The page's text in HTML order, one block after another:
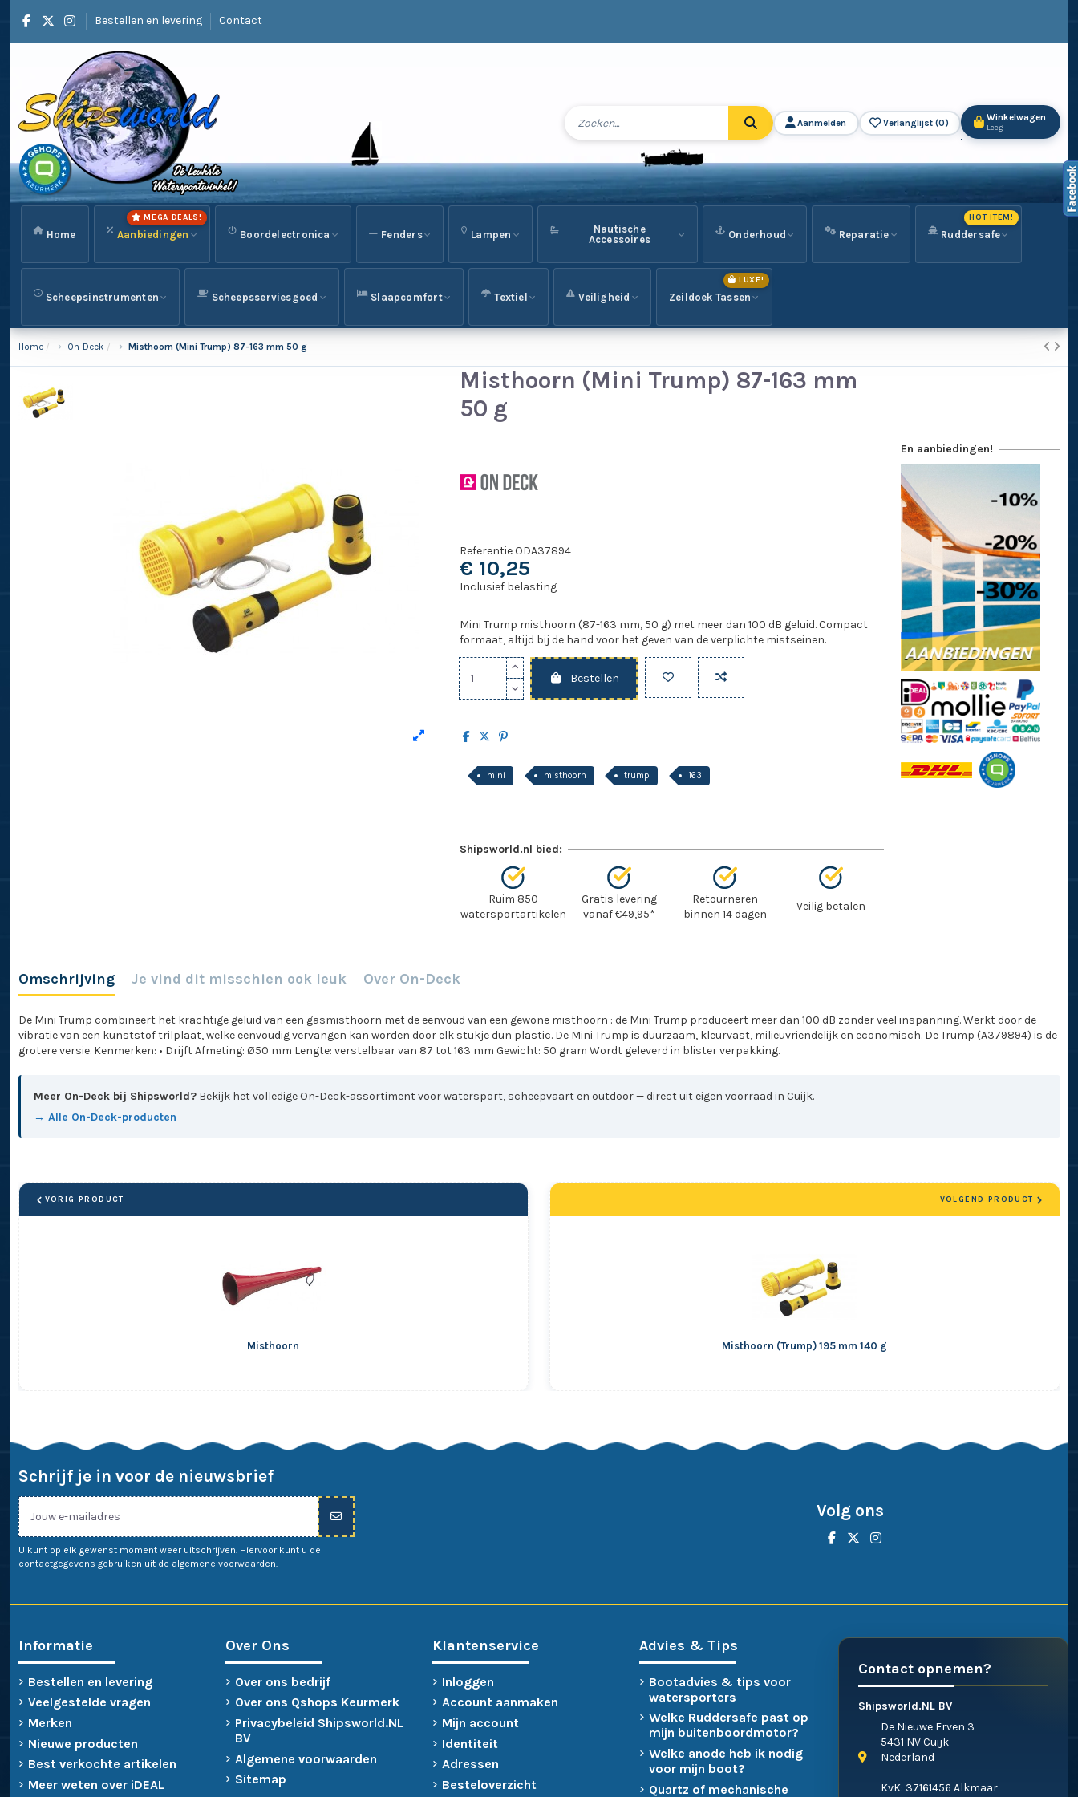
Bestellen en levering Contact
Aanmelden Verlanglijst (0) Winkelwagen
Leeg
Home Aanbiedingen
MEGA DEALS!
Boordelectronica Fenders Lampen
Nautische
Accessoires
Onderhoud Reparatie Ruddersafe
HOT ITEM!
Scheepsinstrumenten Scheepsserviesgoed Slaapcomfort Textiel Veiligheid Zeildoek Tassen
LUXE!
Home On-Deck Misthoorn (Mini Trump) 87-163 mm 50 g
Misthoorn (Mini Trump) 87-163 mm
50 g
Referentie ODA37894
€ 10,25
Inclusief belasting
Mini Trump misthoorn (87-163 mm, 50 g) met meer dan 100 dB geluid. Compact
formaat, altijd bij de hand voor het geven van de verplichte mistseinen.
Bestellen
mini misthoorn trump 163
Shipsworld.nl bied:
Ruim 850
watersportartikelen
Gratis levering
vanaf €49,95*
Retourneren
binnen 14 dagen
Veilig betalen
En aanbiedingen!
Omschrijving Je vind dit misschien ook leuk Over On-Deck
De Mini Trump combineert het krachtige geluid van een gasmisthoorn met de eenvoud van een gewone misthoorn : de Mini Trump produceert meer dan 100 dB zonder veel inspanning. Werkt door de
vibratie van een kunststof trilplaat, welke eenvoudig vervangen kan worden door elk stukje dun plastic. De Mini Trump is duurzaam, kleurvast, milieuvriendelijk en economisch. De Trump (A379894) is de
grotere versie. Kenmerken: • Drijft Afmeting: Ø50 mm Lengte: verstelbaar van 87 tot 163 mm Gewicht: 50 gram Wordt geleverd in blister verpakking.
Meer On-Deck bij Shipsworld? Bekijk het volledige On-Deck-assortiment voor watersport, scheepvaart en outdoor — direct uit eigen voorraad in Cuijk.
→ Alle On-Deck-producten
VORIG PRODUCT
Misthoorn Misthoorn (Trump) 195 mm 140 g
VOLGEND PRODUCT
Schrijf je in voor de nieuwsbrief
U kunt op elk gewenst moment weer uitschrijven. Hiervoor kunt u de
contactgegevens gebruiken uit de algemene voorwaarden.
Volg ons
Informatie
Bestellen en levering
Veelgestelde vragen
Merken
Nieuwe producten
Best verkochte artikelen
Meer weten over iDEAL
Over Ons
Over ons bedrijf
Over ons Qshops Keurmerk
Privacybeleid Shipsworld.NL
BV
Algemene voorwaarden
Sitemap
Klantenservice
Inloggen
Account aanmaken
Mijn account
Identiteit
Adressen
Besteloverzicht
Advies & Tips
Bootadvies & tips voor
watersporters
Welke Ruddersafe past op
mijn buitenboordmotor?
Welke anode heb ik nodig
voor mijn boot?
Quartz of mechanische
Contact opnemen?
Shipsworld.NL BV
De Nieuwe Erven 3
5431 NV Cuijk
Nederland
KvK: 37161456 Alkmaar